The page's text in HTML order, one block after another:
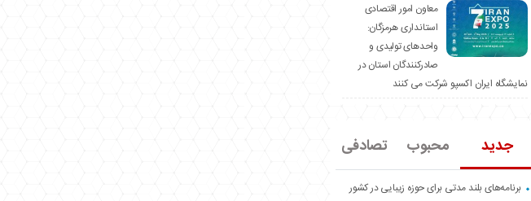
معاون امور اقتصادی
استانداری هرمزگان:
واحدهای تولیدی و
صادرکنندگان استان در
نمایشگاه ایران اکسپو شرکت می کنند
جدید محبوب تصادفی
برنامه‌های بلند مدتی برای حوزه زیبایی در کشور